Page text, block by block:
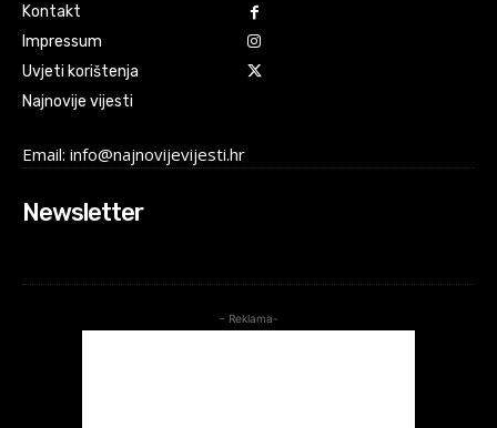
Kontakt
Impressum
Uvjeti korištenja
Najnovije vijesti
Email: info@najnovijevijesti.hr
Newsletter
- Reklama-